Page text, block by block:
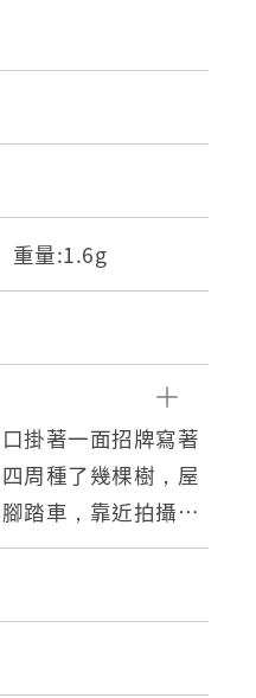
重量:1.6g
掛著一面招牌寫著
周種了幾棵樹，屋
踏車，靠近拍攝者
腳踏車經過。